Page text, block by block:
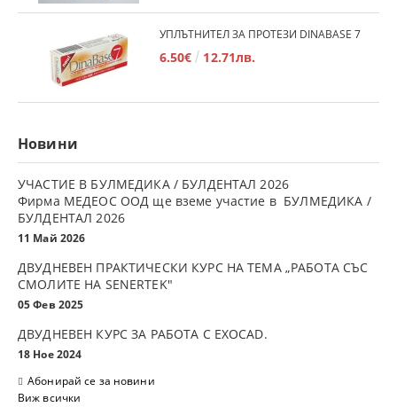
УПЛЪТНИТЕЛ ЗА ПРОТЕЗИ DINABASE 7
6.50€ 12.71лв.
Новини
УЧАСТИЕ В БУЛМЕДИКА / БУЛДЕНТАЛ 2026
Фирма МЕДЕОС ООД ще вземе участие в БУЛМЕДИКА /
БУЛДЕНТАЛ 2026
11 Май 2026
ДВУДНЕВЕН ПРАКТИЧЕСКИ КУРС НА ТЕМА „РАБОТА СЪС
СМОЛИТЕ НА SENERTEK"
05 Фев 2025
ДВУДНЕВЕН КУРС ЗА РАБОТА С ЕXOCAD.
18 Ное 2024
Абонирай се за новини
Виж всички